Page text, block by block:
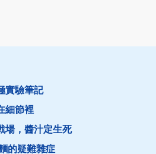
實驗筆記
細節裡
場，醬汁定生死
的疑難雜症